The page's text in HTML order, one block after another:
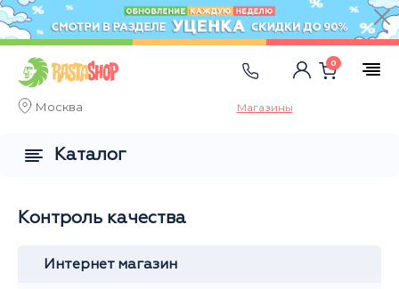
Москва Магазины
0
Контроль качества
Интернет магазин
Каталог